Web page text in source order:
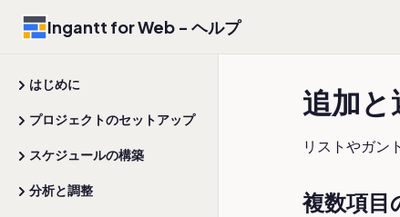
Ingantt for Web - ヘルプ
はじめに
プロジェクトのセットアップ
スケジュールの構築
分析と調整
追加と
リストやガン
複数項目